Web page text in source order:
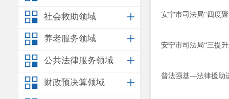
社会救助领域
养老服务领域
公共法律服务领域
财政预决算领域
安宁市司法局“四度
安宁市司法局“三提
普法强基—法律援助